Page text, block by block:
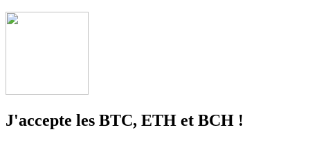
J'accepte les BTC, ETH et BCH !